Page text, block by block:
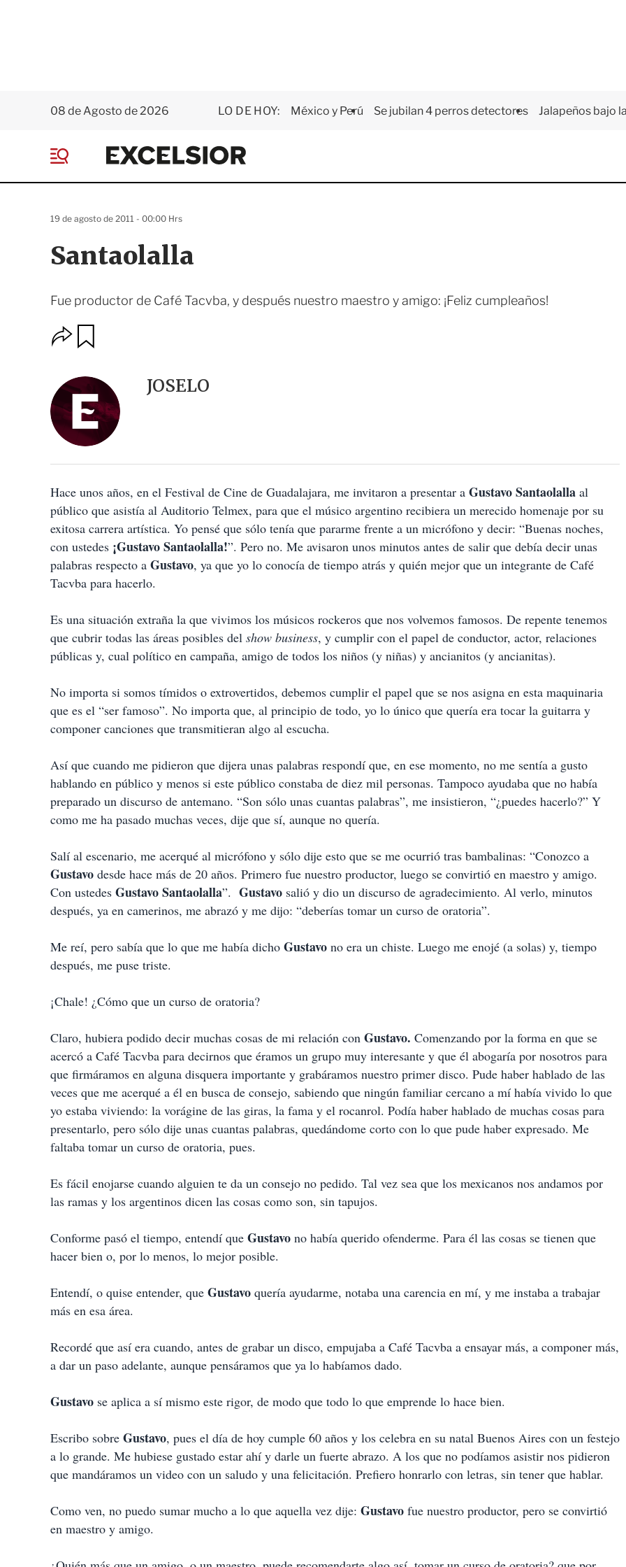
08 de Agosto de 2026 LO DE HOY: México y Perú Se jubilan 4 perros detectores Jalapeños bajo
E
x
e
e
Santaolalla
Fue productor de Café Tacvba, y después nuestro maestro y amigo: ¡Feliz cumpleaños!
19 de agosto de 2011 - 00:00 Hrs
O
p
o
n
e
c
m
a
r
t
r
d
a
r
JOSELO
Hace unos años, en el Festival de Cine de Guadalajara, me invitaron a presentar a Gustavo Santaolalla al
público que asistía al Auditorio Telmex, para que el músico argentino recibiera un merecido homenaje por su
exitosa carrera artística. Yo pensé que sólo tenía que pararme frente a un micrófono y decir: “Buenas noches,
con ustedes ¡Gustavo Santaolalla!”. Pero no. Me avisaron unos minutos antes de salir que debía decir unas
palabras respecto a Gustavo, ya que yo lo conocía de tiempo atrás y quién mejor que un integrante de Café
Tacvba para hacerlo.
Es una situación extraña la que vivimos los músicos rockeros que nos volvemos famosos. De repente tenemos
que cubrir todas las áreas posibles del show business, y cumplir con el papel de conductor, actor, relaciones
públicas y, cual político en campaña, amigo de todos los niños (y niñas) y ancianitos (y ancianitas).
No importa si somos tímidos o extrovertidos, debemos cumplir el papel que se nos asigna en esta maquinaria
que es el “ser famoso”. No importa que, al principio de todo, yo lo único que quería era tocar la guitarra y
componer canciones que transmitieran algo al escucha.
Así que cuando me pidieron que dijera unas palabras respondí que, en ese momento, no me sentía a gusto
hablando en público y menos si este público constaba de diez mil personas. Tampoco ayudaba que no había
preparado un discurso de antemano. “Son sólo unas cuantas palabras”, me insistieron, “¿puedes hacerlo?” Y
como me ha pasado muchas veces, dije que sí, aunque no quería.
Salí al escenario, me acerqué al micrófono y sólo dije esto que se me ocurrió tras bambalinas: “Conozco a
Gustavo desde hace más de 20 años. Primero fue nuestro productor, luego se convirtió en maestro y amigo.
Con ustedes Gustavo Santaolalla”. Gustavo salió y dio un discurso de agradecimiento. Al verlo, minutos
después, ya en camerinos, me abrazó y me dijo: “deberías tomar un curso de oratoria”.
Me reí, pero sabía que lo que me había dicho Gustavo no era un chiste. Luego me enojé (a solas) y, tiempo
después, me puse triste.
¡Chale! ¿Cómo que un curso de oratoria?
Claro, hubiera podido decir muchas cosas de mi relación con Gustavo. Comenzando por la forma en que se
acercó a Café Tacvba para decirnos que éramos un grupo muy interesante y que él abogaría por nosotros para
que firmáramos en alguna disquera importante y grabáramos nuestro primer disco. Pude haber hablado de las
veces que me acerqué a él en busca de consejo, sabiendo que ningún familiar cercano a mí había vivido lo que
yo estaba viviendo: la vorágine de las giras, la fama y el rocanrol. Podía haber hablado de muchas cosas para
presentarlo, pero sólo dije unas cuantas palabras, quedándome corto con lo que pude haber expresado. Me
faltaba tomar un curso de oratoria, pues.
Es fácil enojarse cuando alguien te da un consejo no pedido. Tal vez sea que los mexicanos nos andamos por
las ramas y los argentinos dicen las cosas como son, sin tapujos.
Conforme pasó el tiempo, entendí que Gustavo no había querido ofenderme. Para él las cosas se tienen que
hacer bien o, por lo menos, lo mejor posible.
Entendí, o quise entender, que Gustavo quería ayudarme, notaba una carencia en mí, y me instaba a trabajar
más en esa área.
Recordé que así era cuando, antes de grabar un disco, empujaba a Café Tacvba a ensayar más, a componer más,
a dar un paso adelante, aunque pensáramos que ya lo habíamos dado.
Gustavo se aplica a sí mismo este rigor, de modo que todo lo que emprende lo hace bien.
Escribo sobre Gustavo, pues el día de hoy cumple 60 años y los celebra en su natal Buenos Aires con un festejo
a lo grande. Me hubiese gustado estar ahí y darle un fuerte abrazo. A los que no podíamos asistir nos pidieron
que mandáramos un video con un saludo y una felicitación. Prefiero honrarlo con letras, sin tener que hablar.
Como ven, no puedo sumar mucho a lo que aquella vez dije: Gustavo fue nuestro productor, pero se convirtió
en maestro y amigo.